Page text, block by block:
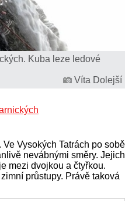
Kuba leze ledové
Víta Dolejší
Vysokých Tatrách po sobě
nevábnými směry. Jejich
mezi dvojkou a čtyřkou.
průstupy. Právě taková